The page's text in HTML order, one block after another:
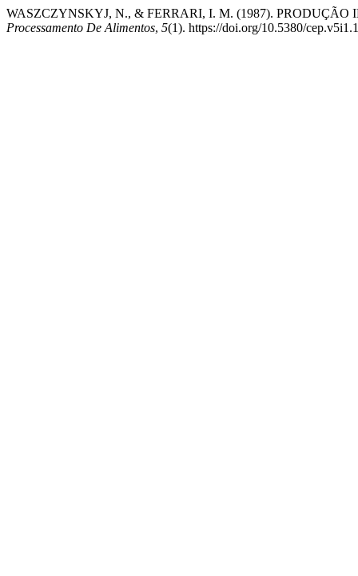
WASZCZYNSKYJ, N., & FERRARI, I. M. (1987).
Processamento De Alimentos, 5(1). https://doi.org/10.5380/